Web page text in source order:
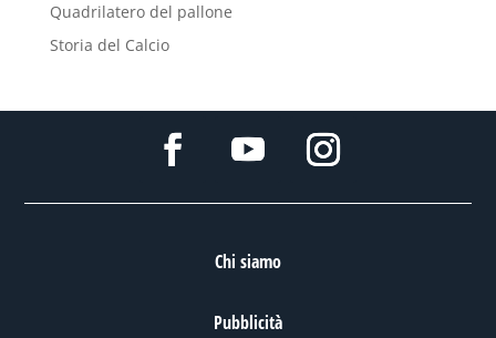
Quadrilatero del pallone
Storia del Calcio
Chi siamo
Pubblicità